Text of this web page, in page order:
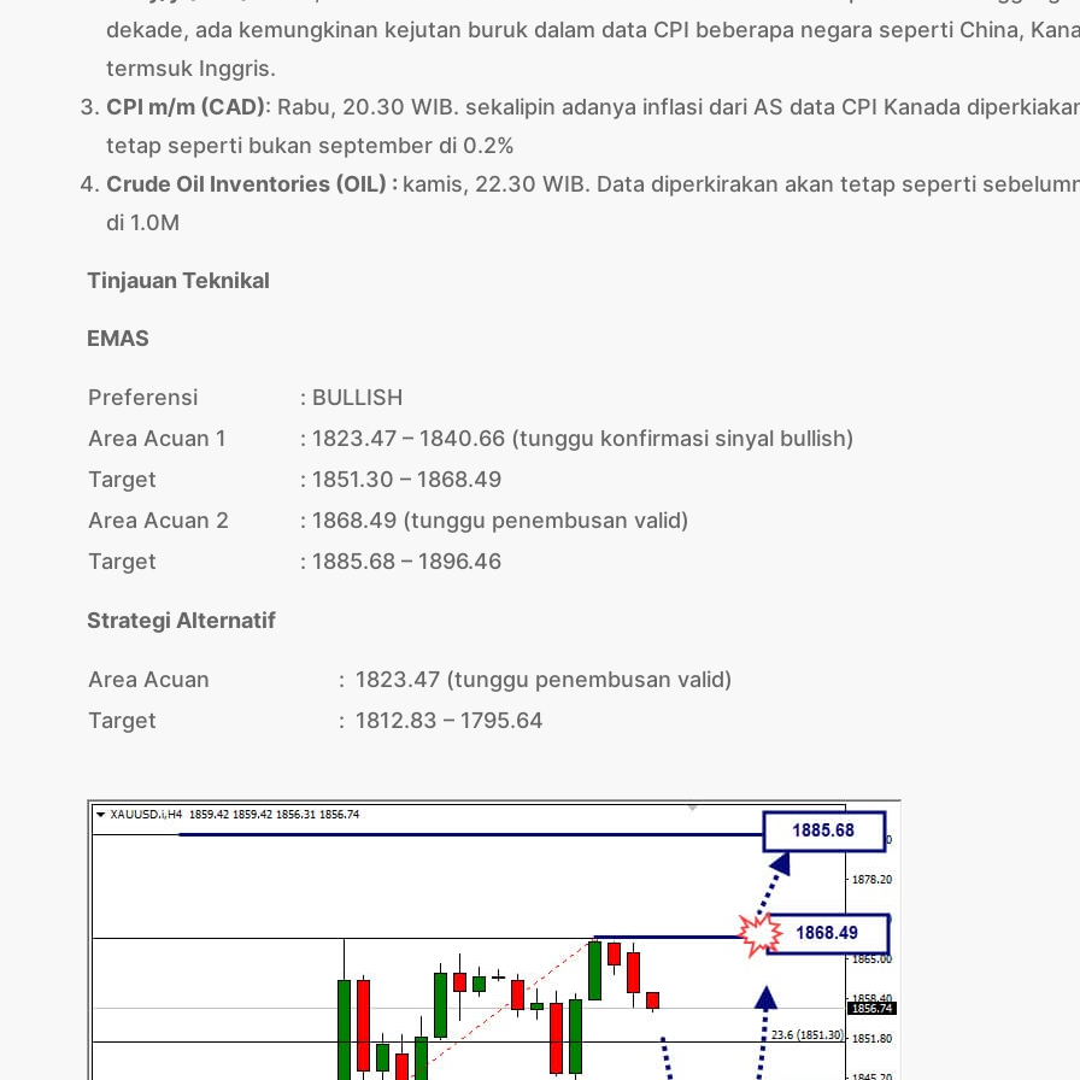
dekade, ada kemungkinan kejutan buruk dalam data CPI beberapa negara seperti China,
termsuk Inggris.
CPI m/m (CAD): Rabu, 20.30 WIB. sekalipin adanya inflasi dari AS data CPI Kanada
tetap seperti bukan september di 0.2%
Crude Oil Inventories (OIL) : kamis, 22.30 WIB. Data diperkirakan akan tetap seperti
di 1.0M
Tinjauan Teknikal
EMAS
Preferensi : BULLISH
Area Acuan 1
: 1823.47 – 1840.66 (tunggu konfirmasi sinyal bullish)
Target
: 1851.30 – 1868.49
Area Acuan 2
: 1868.49 (tunggu penembusan valid)
Target
: 1885.68 – 1896.46
Strategi Alternatif
Area Acuan : 1823.47 (tunggu penembusan valid)
Target
: 1812.83 – 1795.64